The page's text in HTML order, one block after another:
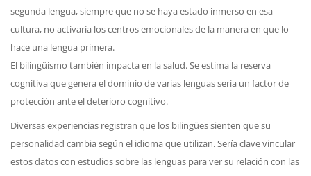
segunda lengua, siempre que no se haya estado inmerso en esa
cultura, no activaría los centros emocionales de la manera en que lo
hace una lengua primera.
El bilingüismo también impacta en la salud. Se estima la reserva
cognitiva que genera el dominio de varias lenguas sería un factor de
protección ante el deterioro cognitivo.
Diversas experiencias registran que los bilingües sienten que su
personalidad cambia según el idioma que utilizan. Sería clave vincular
estos datos con estudios sobre las lenguas para ver su relación con las